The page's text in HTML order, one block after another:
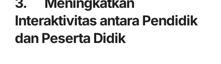
Interaktivitas antara Pendidik
dan Peserta Didik